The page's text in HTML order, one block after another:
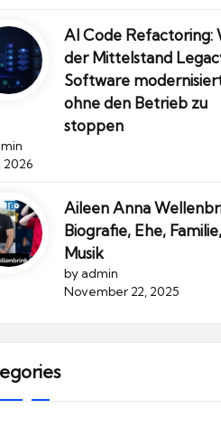
AI Code Refactoring:
der Mittelstand
Software
ohne den Betrieb zu
stoppen
2026
Aileen Anna
Biografie, Ehe, Familie,
Musik
by admin
November 22, 2025